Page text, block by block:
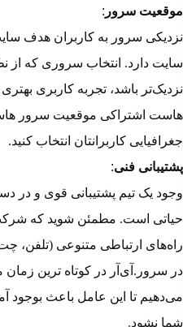
موقعیت سرور :
نزدیکی سرور به کاربران هدف
سایت دارد. انتخاب سروری که از
نزدیک‌تر باشد، تجربه کاربری
هاست اشتراکی موقعیت سرور
جغرافیایی کاربرانتان انتخاب کنید.
پشتیبانی فنی:
وجود یک تیم پشتیبانی قوی و در
حیاتی است. مطمئن شوید که شرکت
راه‌های ارتباطی متنوعی (تلفن، چت
در سرور.آی‌آر در کوتاه ترین
می‌دهیم تا این عامل باعث بوجود
شما نشود.